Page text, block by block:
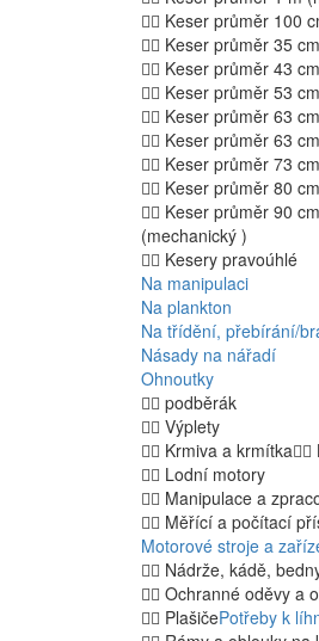
Keser průměr 100
Keser průměr 35 cm
Keser průměr 43 cm
Keser průměr 53 cm
Keser průměr 63 cm
Keser průměr 63
Keser průměr 73 cm
Keser průměr 80
Keser průměr 90 cm
(mechanický )
Kesery pravoúhlé
Na manipulaci
Na plankton
Na třídění, přebírání/
Násady na nářadí
Ohnoutky
podběrák
Výplety
Krmiva a krmítka
Lodní motory
Manipulace a
Měřící a počítací
Motorové stroje a
Nádrže, kádě,
Ochranné oděvy a
PlašičePotřeby k